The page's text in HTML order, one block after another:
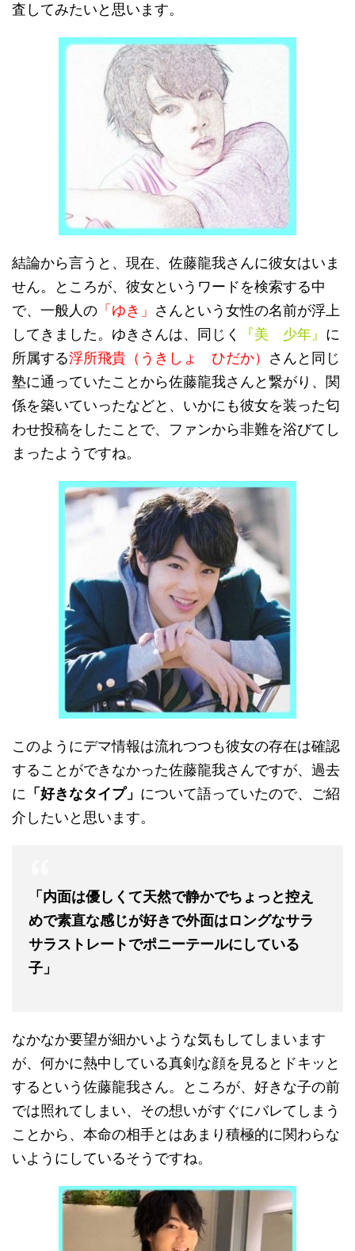
査してみたいと思います。
結論から言うと、現在、佐藤龍我さんに彼女はいま
せん。ところが、彼女というワードを検索する中
で、一般人の 「ゆき」 さんという女性の名前が浮上
してきました。ゆきさんは、同じく
『美 少年』 に
所属する浮所飛貴（うきしょ ひだか） さんと同じ
塾に通っていたことから佐藤龍我さんと繋がり、関
係を築いていったなどと、いかにも彼女を装った匂
わせ投稿をしたことで、ファンから非難を浴びてし
まったようですね。
このようにデマ情報は流れつつも彼女の存在は確認
することができなかった佐藤龍我さんですが、過去
に 「好きなタイプ」 について語っていたので、ご紹
介したいと思います。
「内面は優しくて天然で静かでちょっと控え
めで素直な感じが好きで外面はロングなサラ
サラストレートでポニーテールにしている
子」
なかなか要望が細かいような気もしてしまいます
が、何かに熱中している真剣な顔を見るとドキッと
するという佐藤龍我さん。ところが、好きな子の前
では照れてしまい、その想いがすぐにバレてしまう
ことから、本命の相手とはあまり積極的に関わらな
いようにしているそうですね。